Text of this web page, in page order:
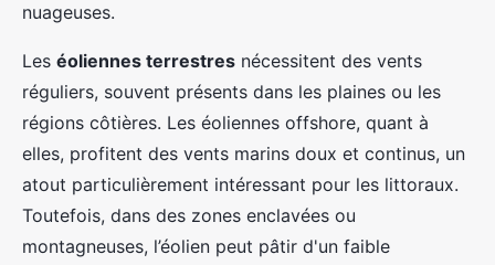
nuageuses.
Les éoliennes terrestres nécessitent des vents
réguliers, souvent présents dans les plaines ou les
régions côtières. Les éoliennes offshore, quant à
elles, profitent des vents marins doux et continus, un
atout particulièrement intéressant pour les littoraux.
Toutefois, dans des zones enclavées ou
montagneuses, l’éolien peut pâtir d'un faible